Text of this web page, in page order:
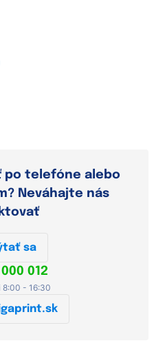
po telefóne alebo
Neváhajte nás
sa
012
8:00 - 16:30